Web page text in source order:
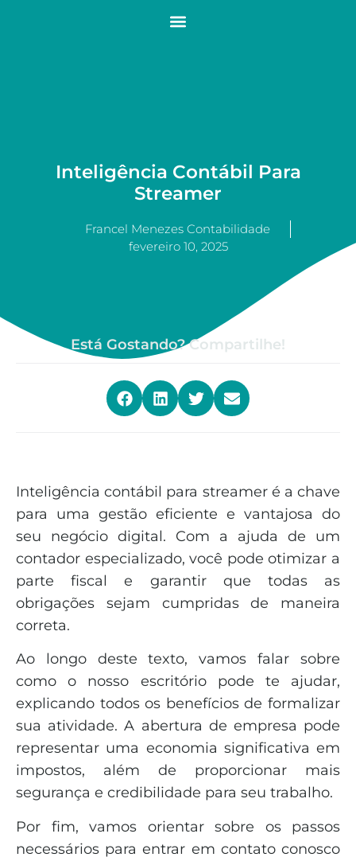
Inteligência Contábil Para
Streamer
Francel Menezes Contabilidade
fevereiro 10, 2025
Está Gostando? Compartilhe!
Inteligência contábil para streamer é a chave
para uma gestão eficiente e vantajosa do
seu negócio digital. Com a ajuda de um
contador especializado, você pode otimizar a
parte fiscal e garantir que todas as
obrigações sejam cumpridas de maneira
correta.
Ao longo deste texto, vamos falar sobre
como o nosso escritório pode te ajudar,
explicando todos os benefícios de formalizar
sua atividade. A abertura de empresa pode
representar uma economia significativa em
impostos, além de proporcionar mais
segurança e credibilidade para seu trabalho.
Por fim, vamos orientar sobre os passos
necessários para entrar em contato conosco